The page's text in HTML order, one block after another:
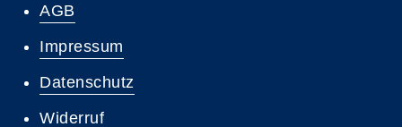
AGB
Impressum
Datenschutz
Widerruf